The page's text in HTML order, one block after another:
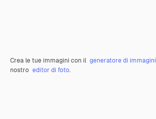
Crea le tue immagini con il generatore di immagini
nostro editor di foto.